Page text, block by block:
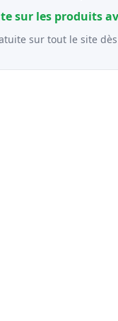
sur les produits
sur tout le site dès